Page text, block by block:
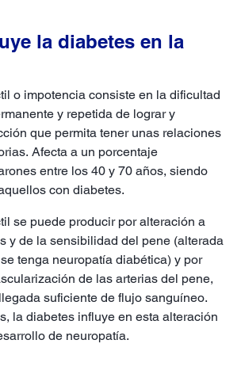
la diabetes en la
o impotencia consiste en la dificultad
y repetida de lograr y
que permita tener unas relaciones
Afecta a un porcentaje
entre los 40 y 70 años, siendo
con diabetes.
se puede producir por alteración a
y de la sensibilidad del pene (alterada
tenga neuropatía diabética) y por
de las arterias del pene,
suficiente de flujo sanguíneo.
la diabetes influye en esta alteración
de neuropatía.